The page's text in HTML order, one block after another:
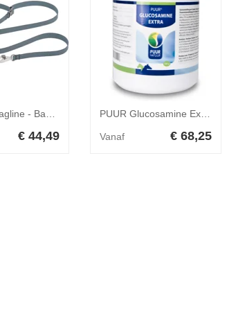
€ 44,49 Vanaf € 68,25